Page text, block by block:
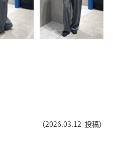
（2026.03.12 投稿）